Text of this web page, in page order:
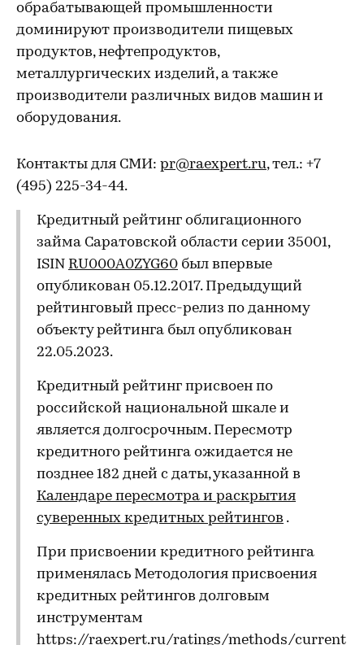
обрабатывающей промышленности
доминируют производители пищевых
продуктов, нефтепродуктов,
металлургических изделий, а также
производители различных видов машин и
оборудования.
Контакты для СМИ: pr@raexpert.ru, тел.: +7
(495) 225-34-44.
Кредитный рейтинг облигационного
займа Саратовской области серии 35001,
ISIN RU000A0ZYG60 был впервые
опубликован 05.12.2017. Предыдущий
рейтинговый пресс-релиз по данному
объекту рейтинга был опубликован
22.05.2023.
Кредитный рейтинг присвоен по
российской национальной шкале и
является долгосрочным. Пересмотр
кредитного рейтинга ожидается не
позднее 182 дней с даты, указанной в
Календаре пересмотра и раскрытия
суверенных кредитных рейтингов .
При присвоении кредитного рейтинга
применялась Методология присвоения
кредитных рейтингов долговым
инструментам
https://raexpert.ru/ratings/methods/current